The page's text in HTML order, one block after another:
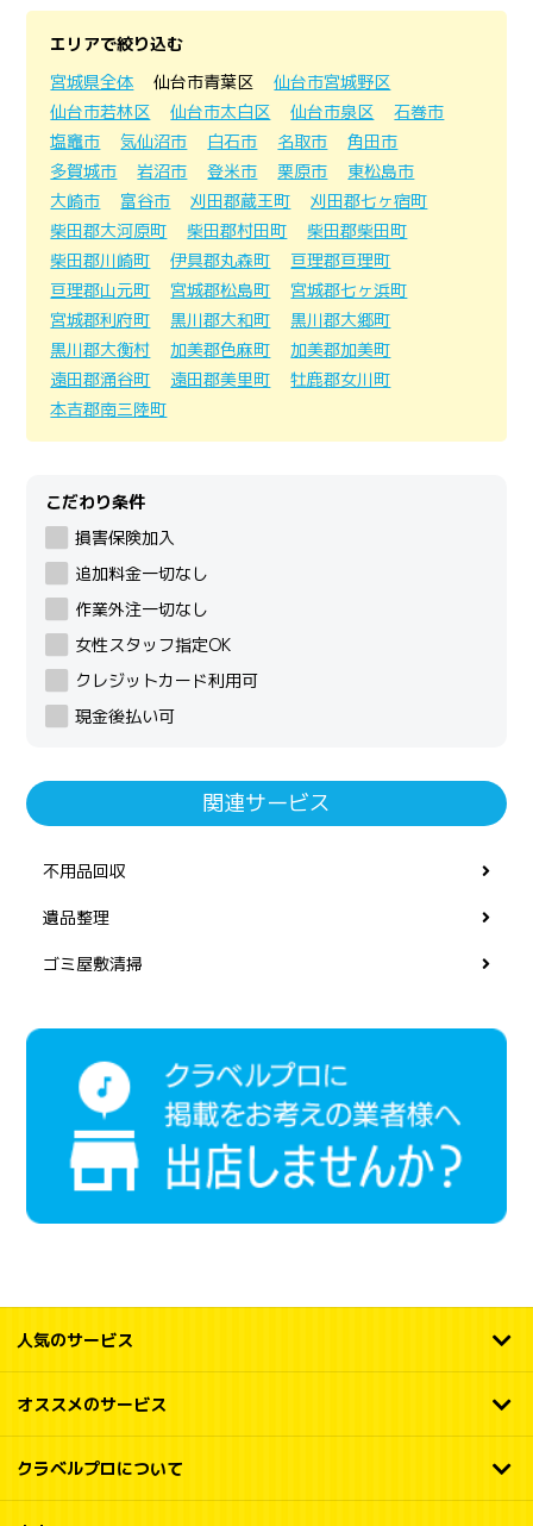
エリアで絞り込む
宮城県全体
仙台市青葉区
仙台市宮城野区
仙台市若林区
仙台市太白区 仙台市泉区
石巻市
塩竈市
気仙沼市 白石市 名取市
角田市
多賀城市
岩沼市 登米市 栗原市
東松島市
大崎市
富谷市 刈田郡蔵王町
刈田郡七ヶ宿町
柴田郡大河原町
柴田郡村田町
柴田郡柴田町
柴田郡川崎町
伊具郡丸森町
亘理郡亘理町
亘理郡山元町
宮城郡松島町
宮城郡七ヶ浜町
宮城郡利府町
黒川郡大和町
黒川郡大郷町
黒川郡大衡村
加美郡色麻町
加美郡加美町
遠田郡涌谷町
遠田郡美里町
牡鹿郡女川町
本吉郡南三陸町
こだわり条件
損害保険加入
追加料金一切なし
作業外注一切なし
女性スタッフ指定OK
クレジットカード利用可
現金後払い可
関連サービス
不用品回収
遺品整理
ゴミ屋敷清掃
人気のサービス
オススメのサービス
クラベルプロについて